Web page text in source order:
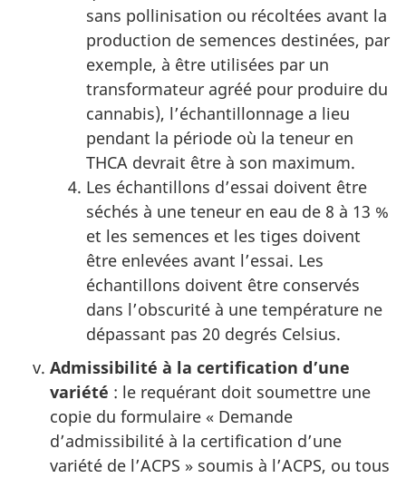
sans pollinisation ou récoltées avant la
production de semences destinées, par
exemple, à être utilisées par un
transformateur agréé pour produire du
cannabis), l’échantillonnage a lieu
pendant la période où la teneur en
THCA devrait être à son maximum.
Les échantillons d’essai doivent être
séchés à une teneur en eau de 8 à 13 %
et les semences et les tiges doivent
être enlevées avant l’essai. Les
échantillons doivent être conservés
dans l’obscurité à une température ne
dépassant pas 20 degrés Celsius.
Admissibilité à la certification d’une
variété : le requérant doit soumettre une
copie du formulaire « Demande
d’admissibilité à la certification d’une
variété de l’ACPS » soumis à l’ACPS, ou tous